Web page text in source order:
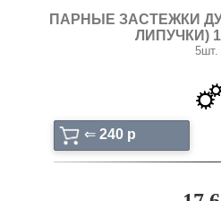
ПАРНЫЕ ЗАСТЕЖКИ
ЛИПУЧКИ)
5шт.
⇐ 240 p